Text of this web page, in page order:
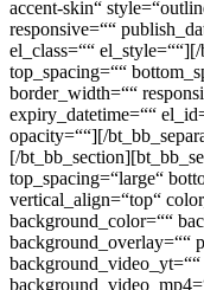
accent-skin“
responsive=““
el_class=““
top_spacing=““
border_width=““
expiry_datetime=““
opacity=““][/
[/
top_spacing=“large“
vertical_align=“top“
background_color=““
background_overlay=““